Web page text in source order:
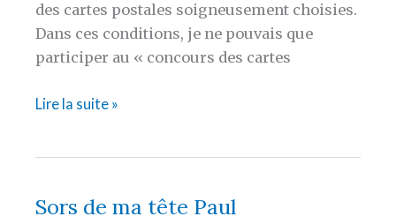
des cartes postales soigneusement choisies.
Dans ces conditions, je ne pouvais que
participer au « concours des cartes
Ma
la
Lire la suite »
Sors de ma tête Paul